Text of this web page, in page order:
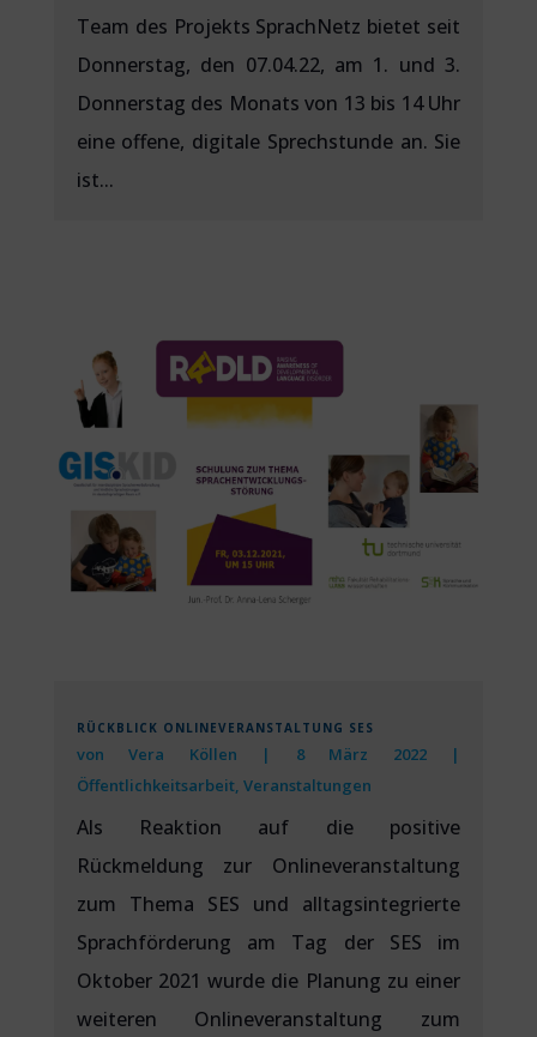
Team des Projekts SprachNetz bietet seit
Donnerstag, den 07.04.22, am 1. und 3.
Donnerstag des Monats von 13 bis 14 Uhr
eine offene, digitale Sprechstunde an. Sie
ist...
RÜCKBLICK ONLINEVERANSTALTUNG SES
vonVera Köllen | 8 März 2022|
Öffentlichkeitsarbeit, Veranstaltungen
Als Reaktion auf die positive
Rückmeldung zur Onlineveranstaltung
zum Thema SES und alltagsintegrierte
Sprachförderung am Tag der SES im
Oktober 2021 wurde die Planung zu einer
weiteren Onlineveranstaltung zum